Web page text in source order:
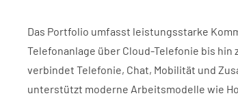
Das Portfolio umfasst leistungsstarke
Telefonanlage über Cloud-Telefonie bis
verbindet Telefonie, Chat, Mobilität und
unterstützt moderne Arbeitsmodelle wie